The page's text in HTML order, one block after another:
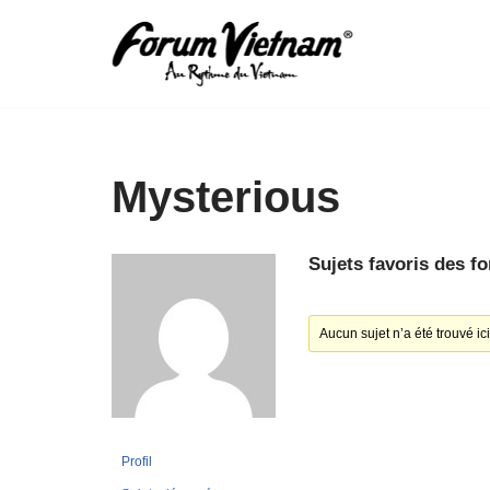
Mysterious
Profil
Sujets favoris des
Aucun sujet n’a été trouvé